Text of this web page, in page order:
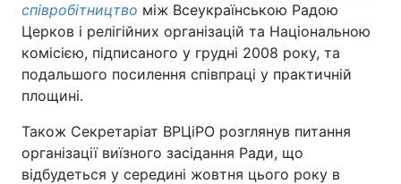
співробітництво між Всеукраїнською Радою
Церков і релігійних організацій та Національною
комісією, підписаного у грудні 2008 року, та
подальшого посилення співпраці у практичній
площині.
Також Секретаріат ВРЦіРО розглянув питання
організації виїзного засідання Ради, що
відбудеться у середині жовтня цього року в